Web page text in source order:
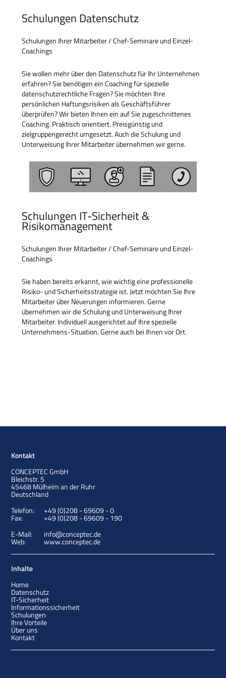
Schulungen Datenschutz
Schulungen Ihrer Mitarbeiter / Chef-Seminare und Einzel-
Coachings
Sie wollen mehr über den Datenschutz für Ihr Unternehmen
erfahren? Sie benötigen ein Coaching für spezielle
datenschutzrechtliche Fragen? Sie möchten Ihre
persönlichen Haftungsrisiken als Geschäftsführer
überprüfen? Wir bieten Ihnen ein auf Sie zugeschnittenes
Coaching. Praktisch orientiert. Preisgünstig und
zielgruppengerecht umgesetzt. Auch die Schulung und
Unterweisung Ihrer Mitarbeiter übernehmen wir gerne.
Schulungen IT-Sicherheit &
Risikomanagement
Schulungen Ihrer Mitarbeiter / Chef-Seminare und Einzel-
Coachings
Sie haben bereits erkannt, wie wichtig eine professionelle
Risiko- und Sicherheitsstrategie ist. Jetzt möchten Sie Ihre
Mitarbeiter über Neuerungen informieren. Gerne
übernehmen wir die Schulung und Unterweisung Ihrer
Mitarbeiter. Individuell ausgerichtet auf Ihre spezielle
Unternehmens-Situation. Gerne auch bei Ihnen vor Ort.
Kontakt
CONCEPTEC GmbH
Bleichstr. 5
45468Mülheim an der Ruhr
Deutschland
Telefon:
+49 (0)208 - 69609 - 0
Fax:
+49 (0)208 - 69609 - 190
E-Mail:
info@conceptec.de
Web: www.conceptec.de
Inhalte
Home
Datenschutz
IT-Sicherheit
Informationssicherheit
Schulungen
Ihre Vorteile
Über uns
Kontakt